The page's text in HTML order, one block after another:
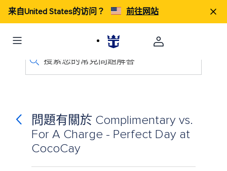
来自United States的访问？ 前往网站
搜索您的常見問題解答
問題有關於 Complimentary vs.
For A Charge - Perfect Day at
CocoCay